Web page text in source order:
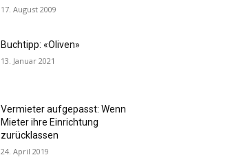
17. August 2009
Buchtipp: «Oliven»
13. Januar 2021
Vermieter aufgepasst: Wenn
Mieter ihre Einrichtung
zurücklassen
24. April 2019